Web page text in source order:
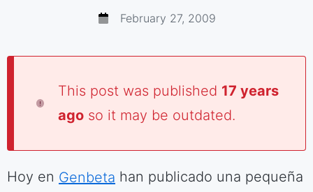
February 27, 2009
This post was published 17 years
ago so it may be outdated.
Hoy en Genbeta han publicado una pequeña